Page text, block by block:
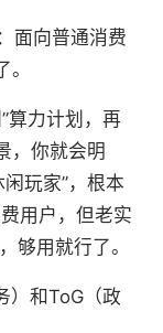
面向普通消费
算力计划，再
，你就会明
玩家”，根本
用户，但老实
够用就行了。
）和ToG（政